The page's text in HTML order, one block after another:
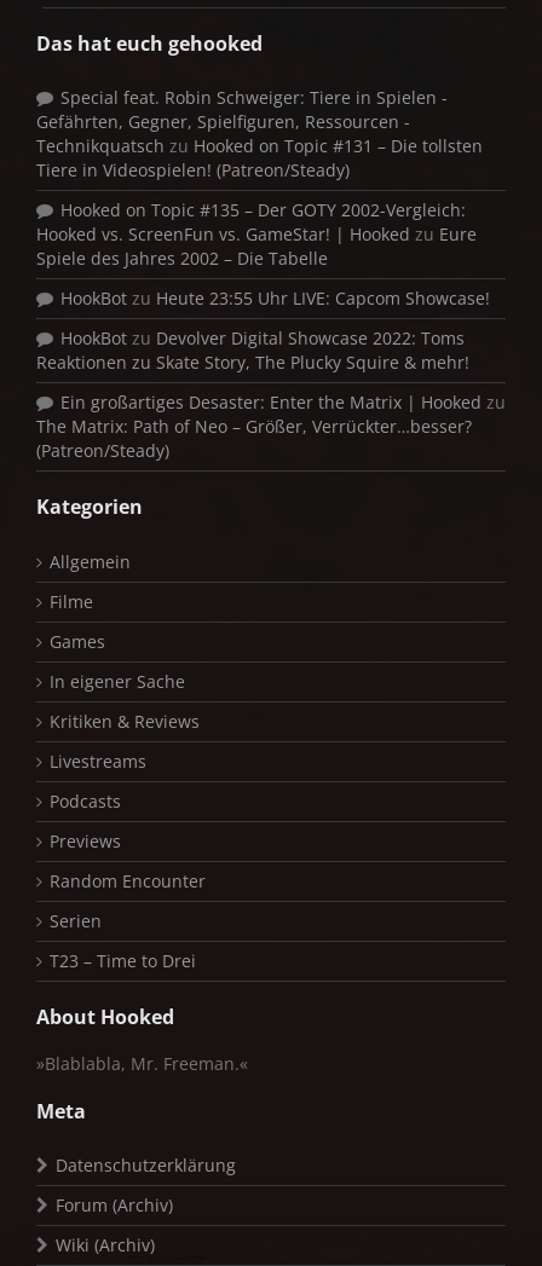
Das hat euch gehooked
Special feat. Robin Schweiger: Tiere in Spielen -
Gefährten, Gegner, Spielfiguren, Ressourcen -
Technikquatsch zu Hooked on Topic #131 – Die tollsten
Tiere in Videospielen! (Patreon/Steady)
Hooked on Topic #135 – Der GOTY 2002-Vergleich:
Hooked vs. ScreenFun vs. GameStar! | Hooked zu Eure
Spiele des Jahres 2002 – Die Tabelle
HookBot zu Heute 23:55 Uhr LIVE: Capcom Showcase!
HookBot zu Devolver Digital Showcase 2022: Toms
Reaktionen zu Skate Story, The Plucky Squire & mehr!
Ein großartiges Desaster: Enter the Matrix | Hooked zu
The Matrix: Path of Neo – Größer, Verrückter…besser?
(Patreon/Steady)
Kategorien
Allgemein
Filme
Games
In eigener Sache
Kritiken & Reviews
Livestreams
Podcasts
Previews
Random Encounter
Serien
T23 – Time to Drei
About Hooked
»Blablabla, Mr. Freeman.«
Meta
Datenschutzerklärung
Forum (Archiv)
Wiki (Archiv)